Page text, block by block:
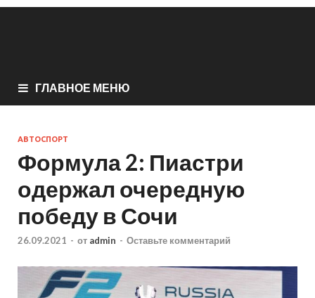
ГЛАВНОЕ МЕНЮ
АВТОСПОРТ
Формула 2: Пиастри
одержал очередную
победу в Сочи
26.09.2021 - от admin - Оставьте комментарий